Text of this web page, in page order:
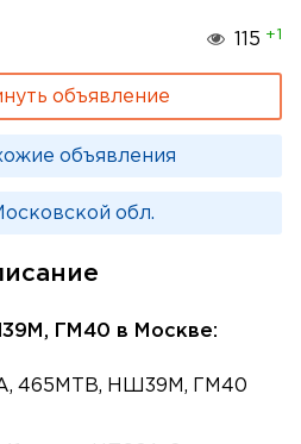
115 +1
объявление
объявления
обл.
ГМ40 в Москве:
465МТВ, НШ39М, ГМ40